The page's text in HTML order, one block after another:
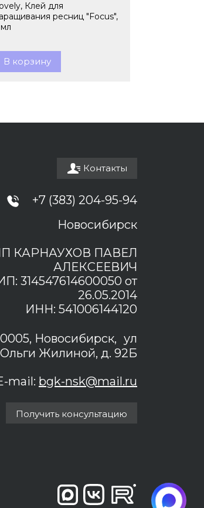
Клей для
ресниц "Focus",
В корзину
Контакты
+7 (383) 204-95-94
Новосибирск
КАРНАУХОВ ПАВЕЛ
АЛЕКСЕЕВИЧ
314547614600050 от
26.05.2014
ИНН: 541006144120
Новосибирск, ул
Ольги Жилиной, д. 92Б
mail: bgk-nsk@mail.ru
Получить консультацию